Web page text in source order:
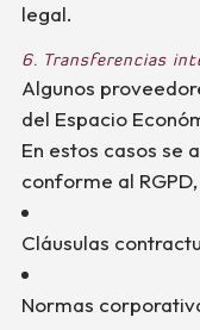
legal.
6. Transferencias
Algunos
del Espacio
En estos casos se
conforme al
Cláusulas
Normas